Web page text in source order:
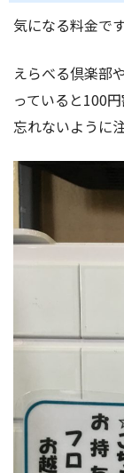
気になる料金で
えらべる倶楽部
っていると100
忘れないように